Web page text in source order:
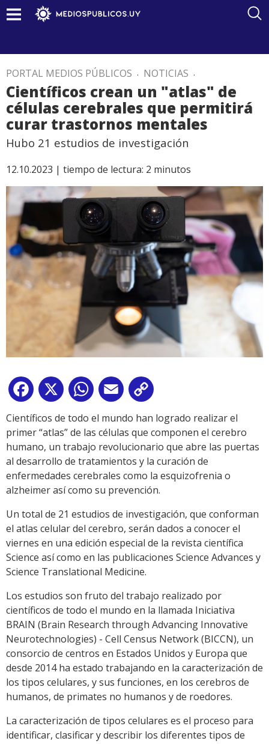
PORTAL MEDIOS PÚBLICOS . NOTICIAS .
Científicos crean un "atlas" de
células cerebrales que permitirá
curar trastornos mentales
Hubo 21 estudios de investigación
12.10.2023 | tiempo de lectura: 2 minutos
Facebook
X WhatsApp
Email
Link
Científicos de todo el mundo han logrado realizar el
primer “atlas” de las células que componen el cerebro
humano, un trabajo revolucionario que abre las puertas
al desarrollo de tratamientos y la curación de
enfermedades cerebrales como la esquizofrenia o
alzheimer así como su prevención.
Un total de 21 estudios de investigación, que conforman
el atlas celular del cerebro, serán dados a conocer el
viernes en una edición especial de la revista científica
Science así como en las publicaciones Science Advances y
Science Translational Medicine.
Los estudios son fruto del trabajo realizado por
científicos de todo el mundo en la llamada Iniciativa
BRAIN (Brain Research through Advancing Innovative
Neurotechnologies) - Cell Census Network (BICCN), un
consorcio de centros en Estados Unidos y Europa que
desde 2014 ha estado trabajando en la caracterización de
los tipos celulares, y sus funciones, en los cerebros de
humanos, de primates no humanos y de roedores.
La caracterización de tipos celulares es el proceso para
identificar, clasificar y describir los diferentes tipos de